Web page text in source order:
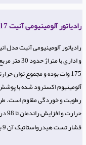
رادیاتور آلومینیومی آنیت 17 پره مدل انیکس
و اداری
آلومینیوم اکسترود شده با
رطوبت و خوردگی مقاوم است.
فشار تست هیدرواستاتیک آن 9 بار است که ایمنی و دوام بالایی